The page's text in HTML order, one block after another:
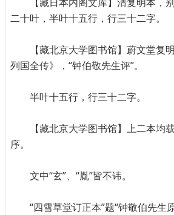
二十叶，半叶十五行，行三十二字。
【藏北京大学图书馆】蔚文堂复
列国全传》，“钟伯敬先生评”。
半叶十五行，行三十二字。
【藏北京大学图书馆】上二本均
序。
文中“玄”、“胤”皆不讳。
“四雪草堂订正本”题“钟敬伯先生